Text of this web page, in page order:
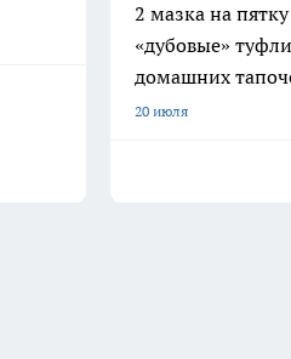
2 мазка на
«дубовые»
домашних
20 июля